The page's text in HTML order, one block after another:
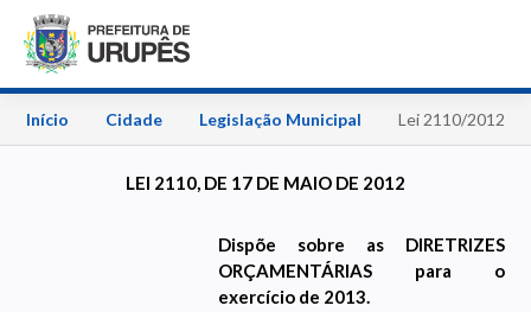
Início Cidade Legislação Municipal Lei 2110/2012
LEI 2110, DE 17 DE MAIO DE 2012
Dispõe sobre as DIRETRIZES
ORÇAMENTÁRIAS para o
exercício de 2013.